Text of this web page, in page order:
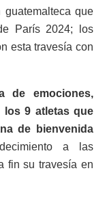
que
París 2024; los
esta travesía con
de emociones,
los 9 atletas que
de bienvenida
a las
fin su travesía en